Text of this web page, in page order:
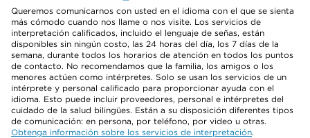
Queremos comunicarnos con usted en el idioma con el que se sienta
más cómodo cuando nos llame o nos visite. Los servicios de
interpretación calificados, incluido el lenguaje de señas, están
disponibles sin ningún costo, las 24 horas del día, los 7 días de la
semana, durante todos los horarios de atención en todos los puntos
de contacto. No recomendamos que la familia, los amigos o los
menores actúen como intérpretes. Solo se usan los servicios de un
intérprete y personal calificado para proporcionar ayuda con el
idioma. Esto puede incluir proveedores, personal e intérpretes del
cuidado de la salud bilingües. Están a su disposición diferentes tipos
de comunicación: en persona, por teléfono, por video u otras.
Obtenga información sobre los servicios de interpretación.